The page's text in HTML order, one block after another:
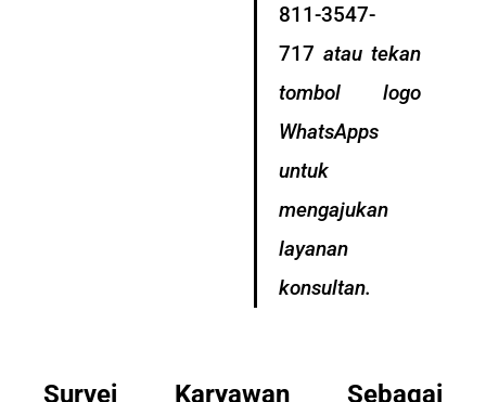
811-3547-
717 atau tekan
tombol logo
WhatsApps
untuk
mengajukan
layanan
konsultan.
Survei Karyawan Sebagai